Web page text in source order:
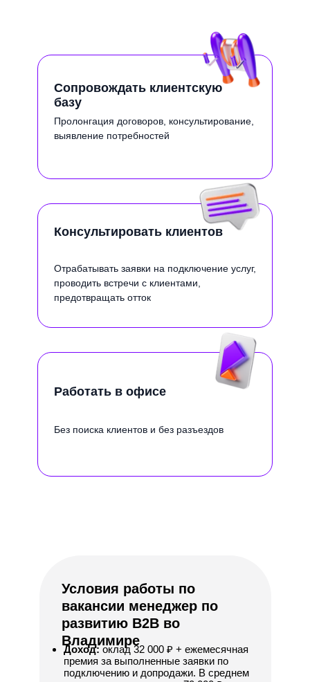
Сопровождать клиентскую
базу
Пролонгация договоров, консультирование,
выявление потребностей
Работать в офисе
Консультировать клиентов
Без поиска клиентов и без разъездов
Отрабатывать заявки на подключение услуг,
проводить встречи с клиентами,
предотвращать отток
Доход:оклад 32 000 ₽ + ежемесячная
премия за выполненные заявки по
подключению и допродажи. В среднем
Условия работы по
вакансии менеджер по
развитию B2B во
Владимире